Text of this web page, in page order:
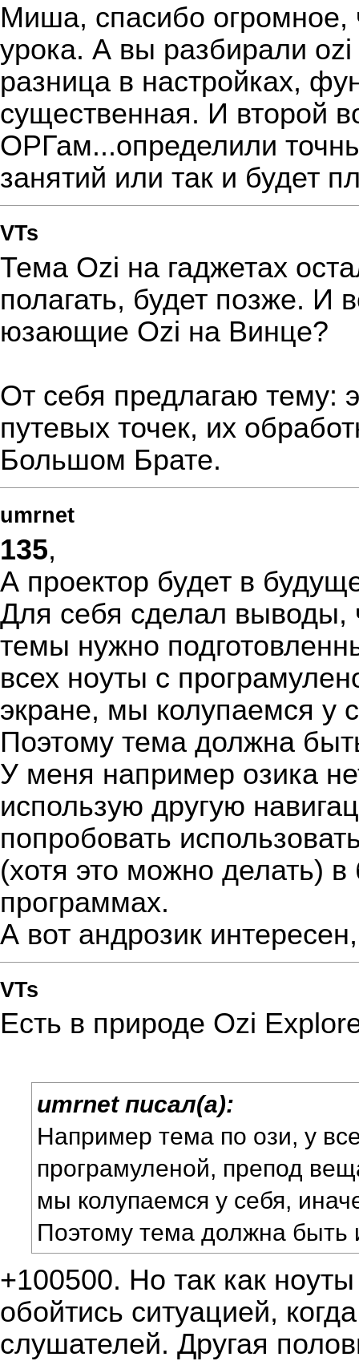
Миша, спасибо огромное,
урока. А вы разбирали
разница в настройках,
существенная. И второй
ОРГам...определили
занятий или так и будет
VTs
Тема Ozi на гаджетах
полагать, будет позже. И
юзающие Ozi на Винце?
От себя предлагаю тему:
путевых точек, их
Большом Брате.
umrnet
135,
А проектор будет в
Для себя сделал выводы,
темы нужно
всех ноуты с
экране, мы колупаемся у
Поэтому тема должна
У меня например озика
использую другую
попробовать
(хотя это можно делать)
программах.
А вот андрозик
VTs
Есть в природе Ozi
umrnet писал(а):
Например тема по ози, у
програмуленой, препод
мы колупаемся у себя,
Поэтому тема должна быть
+100500. Но так как
обойтись ситуацией,
слушателей. Другая